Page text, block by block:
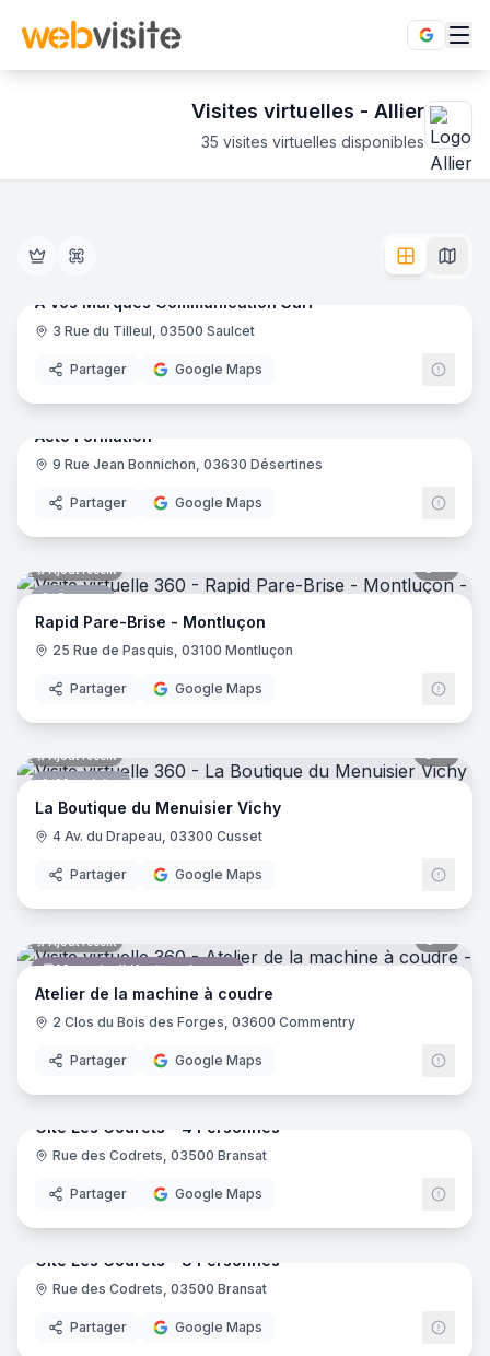
Visites virtuelles - Allier
35 visites virtuelles disponibles
Imprimeur
Ajout récent 10
A Vos Marques Communication Sarl
3 Rue du Tilleul, 03500 Saulcet
Partager Google Maps
Formation Professionnelle
24
Acto Formation
9 Rue Jean Bonnichon, 03630 Désertines
Partager Google Maps
Garage
Ajout récent
Rapid Pare-Brise - Montluçon
25 Rue de Pasquis, 03100 Montluçon
Partager Google Maps
Menuisier
Ajout récent
La Boutique du Menuisier Vichy
4 Av. du Drapeau, 03300 Cusset
Partager Google Maps
Magasin d'électroménager
Ajout récent
Atelier de la machine à coudre
2 Clos du Bois des Forges, 03600 Commentry
Partager Google Maps
Gîte
11
Gîte Les Codrets - 4 Personnes
Rue des Codrets, 03500 Bransat
Partager Google Maps
Gîte
19
Gîte Les Codrets - 8 Personnes
Rue des Codrets, 03500 Bransat
Partager Google Maps